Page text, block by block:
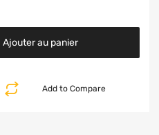
Ajouter au panier
Add to Compare